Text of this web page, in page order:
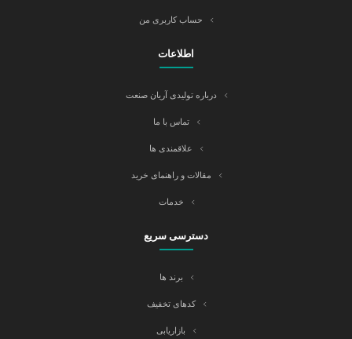
حساب کاربری من
اطلاعات
درباره تولیدی آریان صنعت
تماس با ما
علاقمندی ها
مقالات و راهنمای خرید
خدمات
دسترسی سریع
برند ها
کدهای تخفیف
بازاریابی